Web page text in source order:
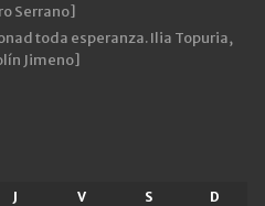
Serrano]
toda esperanza. Ilia Topuria,
Jimeno]
J V S
D